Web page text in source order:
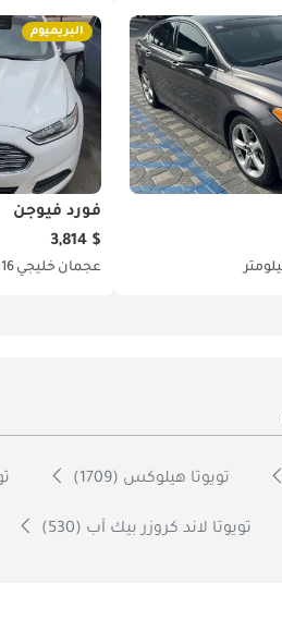
البريميوم
فورد فيوجن
$ 3,814
عجمان خليجي
تويوتا هيلوكس (1709)
تويوتا لاند كروزر بيك آب (530)